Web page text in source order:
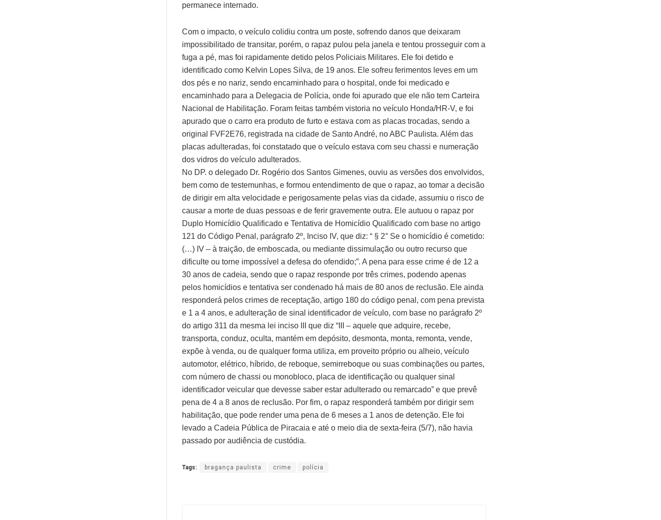
permanece internado.
Com o impacto, o veículo colidiu contra um poste, sofrendo danos que deixaram
impossibilitado de transitar, porém, o rapaz pulou pela janela e tentou prosseguir com a
fuga a pé, mas foi rapidamente detido pelos Policiais Militares. Ele foi detido e
identificado como Kelvin Lopes Silva, de 19 anos. Ele sofreu ferimentos leves em um
dos pés e no nariz, sendo encaminhado para o hospital, onde foi medicado e
encaminhado para a Delegacia de Polícia, onde foi apurado que ele não tem Carteira
Nacional de Habilitação. Foram feitas também vistoria no veículo Honda/HR-V, e foi
apurado que o carro era produto de furto e estava com as placas trocadas, sendo a
original FVF2E76, registrada na cidade de Santo André, no ABC Paulista. Além das
placas adulteradas, foi constatado que o veículo estava com seu chassi e numeração
dos vidros do veículo adulterados.
No DP. o delegado Dr. Rogério dos Santos Gimenes, ouviu as versões dos envolvidos,
bem como de testemunhas, e formou entendimento de que o rapaz, ao tomar a decisão
de dirigir em alta velocidade e perigosamente pelas vias da cidade, assumiu o risco de
causar a morte de duas pessoas e de ferir gravemente outra. Ele autuou o rapaz por
Duplo Homicídio Qualificado e Tentativa de Homicídio Qualificado com base no artigo
121 do Código Penal, parágrafo 2º, Inciso IV, que diz: “ § 2° Se o homicídio é cometido:
(…) IV – à traição, de emboscada, ou mediante dissimulação ou outro recurso que
dificulte ou torne impossível a defesa do ofendido;”. A pena para esse crime é de 12 a
30 anos de cadeia, sendo que o rapaz responde por três crimes, podendo apenas
pelos homicídios e tentativa ser condenado há mais de 80 anos de reclusão. Ele ainda
responderá pelos crimes de receptação, artigo 180 do código penal, com pena prevista
e 1 a 4 anos, e adulteração de sinal identificador de veículo, com base no parágrafo 2º
do artigo 311 da mesma lei inciso III que diz “III – aquele que adquire, recebe,
transporta, conduz, oculta, mantém em depósito, desmonta, monta, remonta, vende,
expõe à venda, ou de qualquer forma utiliza, em proveito próprio ou alheio, veículo
automotor, elétrico, híbrido, de reboque, semirreboque ou suas combinações ou partes,
com número de chassi ou monobloco, placa de identificação ou qualquer sinal
identificador veicular que devesse saber estar adulterado ou remarcado” e que prevê
pena de 4 a 8 anos de reclusão. Por fim, o rapaz responderá também por dirigir sem
habilitação, que pode render uma pena de 6 meses a 1 anos de detenção. Ele foi
levado a Cadeia Pública de Piracaia e até o meio dia de sexta-feira (5/7), não havia
passado por audiência de custódia.
Tags: bragança paulista crime polícia